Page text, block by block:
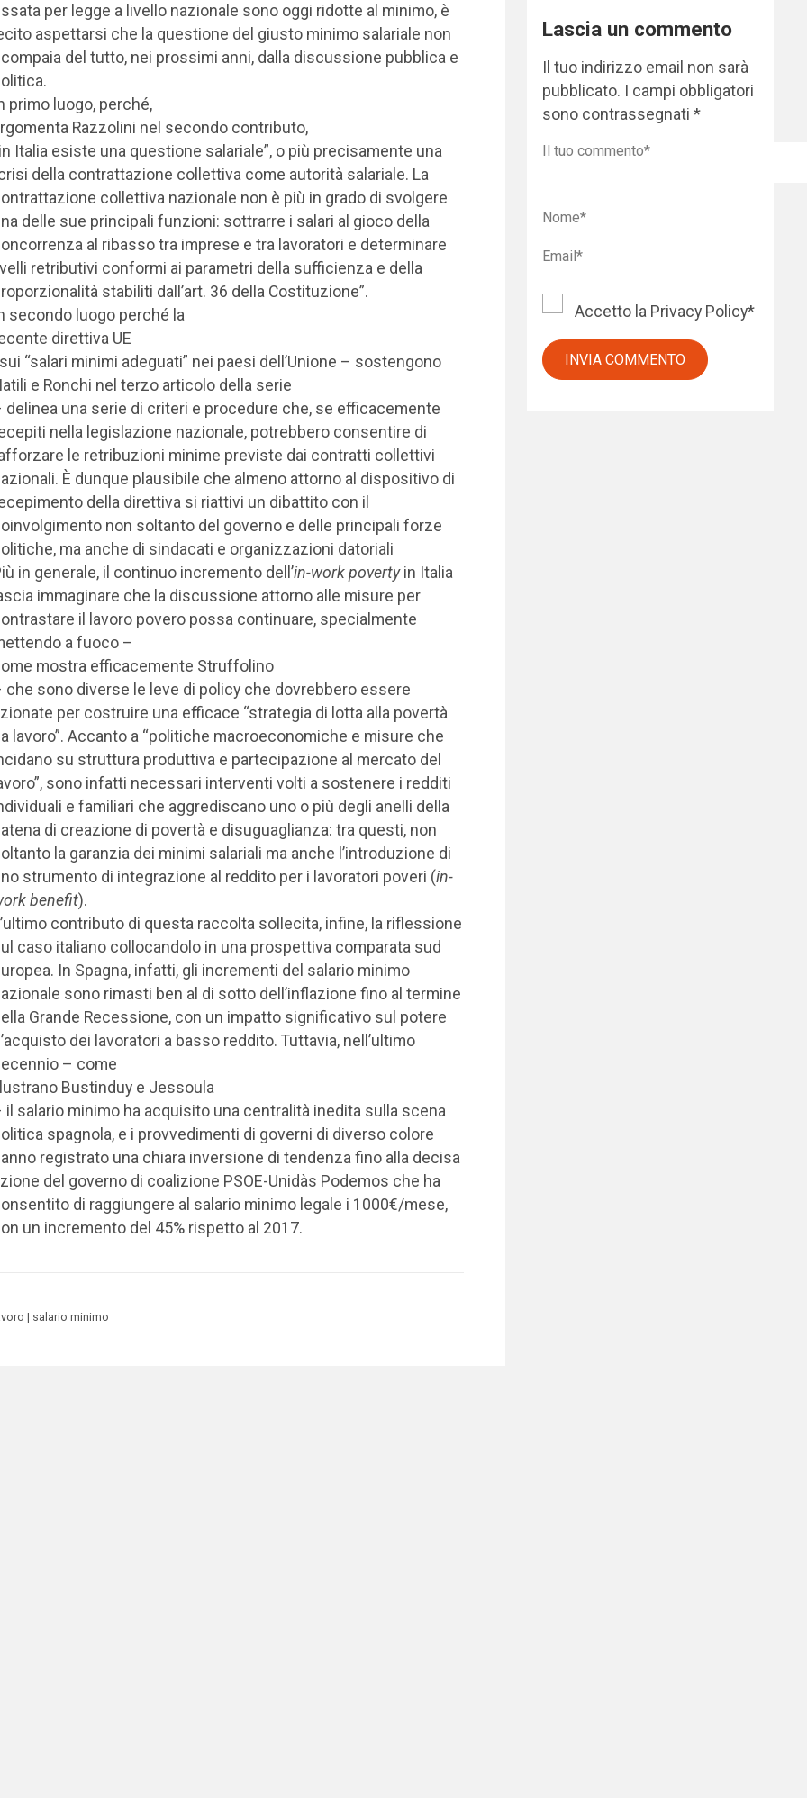
per legge a livello nazionale sono oggi ridotte al minimo, è
aspettarsi che la questione del giusto minimo salariale non
del tutto, nei prossimi anni, dalla discussione pubblica e
primo luogo, perché,
Razzolini nel secondo contributo,
Italia esiste una questione salariale”, o più precisamente una
della contrattazione collettiva come autorità salariale. La
collettiva nazionale non è più in grado di svolgere
delle sue principali funzioni: sottrarre i salari al gioco della
al ribasso tra imprese e tra lavoratori e determinare
retributivi conformi ai parametri della sufficienza e della
stabiliti dall’art. 36 della Costituzione”.
secondo luogo perché la
direttiva UE
sui “salari minimi adeguati” nei paesi dell’Unione – sostengono
e Ronchi nel terzo articolo della serie
delinea una serie di criteri e procedure che, se efficacemente
nella legislazione nazionale, potrebbero consentire di
le retribuzioni minime previste dai contratti collettivi
È dunque plausibile che almeno attorno al dispositivo di
della direttiva si riattivi un dibattito con il
non soltanto del governo e delle principali forze
ma anche di sindacati e organizzazioni datoriali
in generale, il continuo incremento dell’in-work poverty in Italia
immaginare che la discussione attorno alle misure per
il lavoro povero possa continuare, specialmente
a fuoco –
mostra efficacemente Struffolino
che sono diverse le leve di policy che dovrebbero essere
per costruire una efficace “strategia di lotta alla povertà
lavoro”. Accanto a “politiche macroeconomiche e misure che
su struttura produttiva e partecipazione al mercato del
sono infatti necessari interventi volti a sostenere i redditi
e familiari che aggrediscano uno o più degli anelli della
di creazione di povertà e disuguaglianza: tra questi, non
la garanzia dei minimi salariali ma anche l’introduzione di
strumento di integrazione al reddito per i lavoratori poveri (in-
benefit).
contributo di questa raccolta sollecita, infine, la riflessione
caso italiano collocandolo in una prospettiva comparata sud
In Spagna, infatti, gli incrementi del salario minimo
sono rimasti ben al di sotto dell’inflazione fino al termine
Grande Recessione, con un impatto significativo sul potere
dei lavoratori a basso reddito. Tuttavia, nell’ultimo
– come
Bustinduy e Jessoula
il salario minimo ha acquisito una centralità inedita sulla scena
spagnola, e i provvedimenti di governi di diverso colore
registrato una chiara inversione di tendenza fino alla decisa
del governo di coalizione PSOE-Unidàs Podemos che ha
di raggiungere al salario minimo legale i 1000€/mese,
un incremento del 45% rispetto al 2017.
salario minimo
Lascia un commento
Il tuo indirizzo email non sarà
pubblicato.
I campi obbligatori
sono contrassegnati*
Accetto la Privacy Policy*